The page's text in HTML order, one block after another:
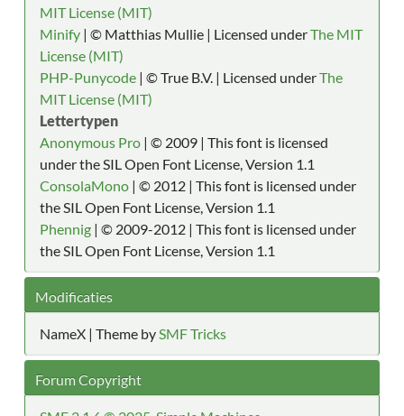
MIT License (MIT)
Minify | © Matthias Mullie | Licensed underThe MIT
License (MIT)
PHP-Punycode | © True B.V. | Licensed underThe
MIT License (MIT)
Lettertypen
Anonymous Pro | © 2009 | This font is licensed
under the SIL Open Font License, Version 1.1
ConsolaMono | © 2012 | This font is licensed under
the SIL Open Font License, Version 1.1
Phennig | © 2009-2012 | This font is licensed under
the SIL Open Font License, Version 1.1
Modificaties
NameX | Theme bySMF Tricks
Forum Copyright